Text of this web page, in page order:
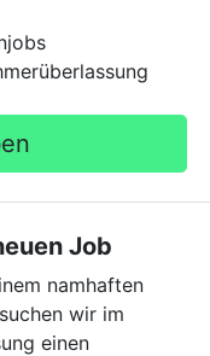
Job
namhaften
wir im
einen